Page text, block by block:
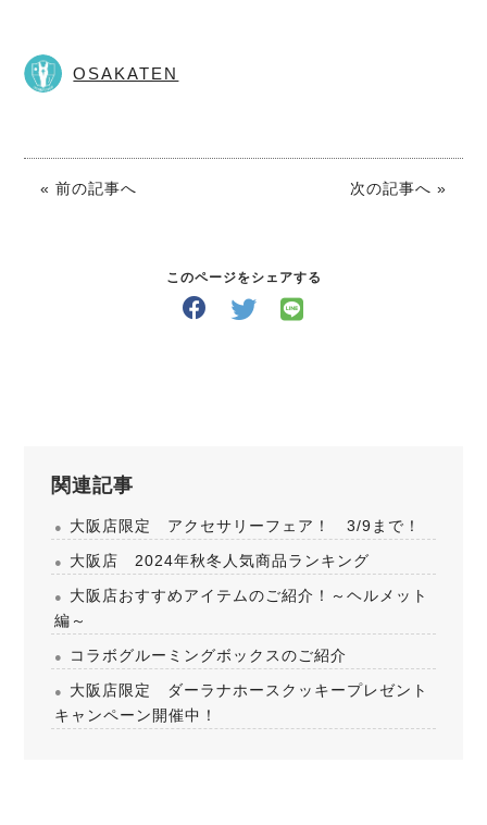
OSAKATEN
« 前の記事へ 次の記事へ »
このページをシェアする
関連記事
大阪店限定 アクセサリーフェア！ 3/9まで！
大阪店 2024年秋冬人気商品ランキング
大阪店おすすめアイテムのご紹介！～ヘルメット
編～
コラボグルーミングボックスのご紹介
大阪店限定 ダーラナホースクッキープレゼント
キャンペーン開催中！